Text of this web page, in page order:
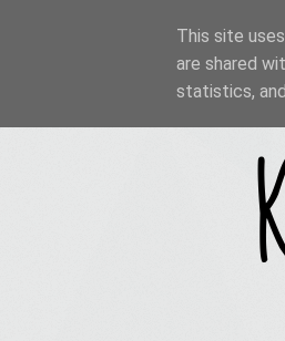
This site
are shared
statistics,